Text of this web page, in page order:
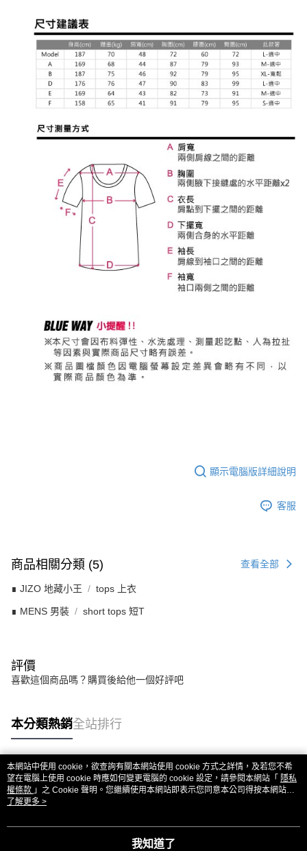
顯示電腦版詳細說明
客服
商品相關分類 (5) 查看全部
∎ JIZO 地藏小王 tops 上衣
∎ MENS 男裝 short tops 短T
評價
喜歡這個商品嗎？購買後給他一個好評吧
本分類熱銷全站排行
熱門標籤
本網站中使用 cookie，欲查詢有關本網站使用 cookie 方式之詳情，及若您不希
望在電腦上使用 cookie 時應如何變更電腦的 cookie 設定，請參閱本網站「 隱私
權條款 」之 Cookie 聲明。您繼續使用本網站即表示您同意本公司得按本網站使
用條款之 Cookie 聲明使用 cookie。
了解更多 >
我知道了